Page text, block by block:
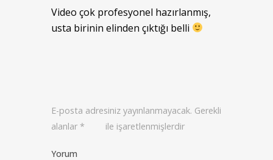
Video çok profesyonel hazırlanmış,
usta birinin elinden çıktığı belli
E-posta adresiniz yayınlanmayacak. Gerekli
alanlar * ile işaretlenmişlerdir
Yorum